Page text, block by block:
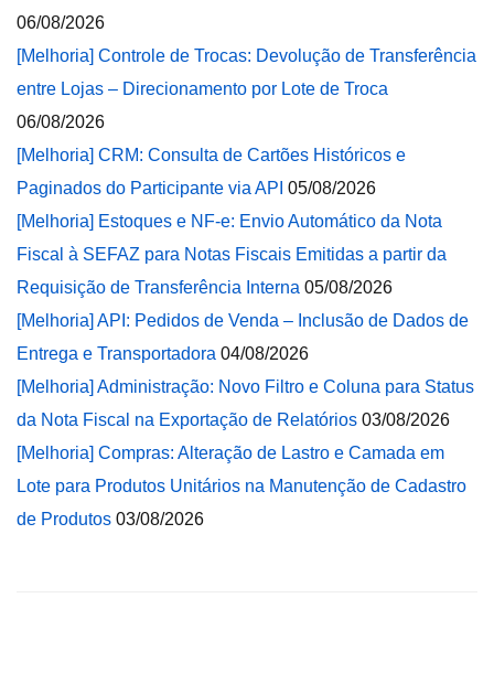
06/08/2026
[Melhoria] Controle de Trocas: Devolução de Transferência
entre Lojas – Direcionamento por Lote de Troca
06/08/2026
[Melhoria] CRM: Consulta de Cartões Históricos e
Paginados do Participante via API 05/08/2026
[Melhoria] Estoques e NF-e: Envio Automático da Nota
Fiscal à SEFAZ para Notas Fiscais Emitidas a partir da
Requisição de Transferência Interna 05/08/2026
[Melhoria] API: Pedidos de Venda – Inclusão de Dados de
Entrega e Transportadora 04/08/2026
[Melhoria] Administração: Novo Filtro e Coluna para Status
da Nota Fiscal na Exportação de Relatórios 03/08/2026
[Melhoria] Compras: Alteração de Lastro e Camada em
Lote para Produtos Unitários na Manutenção de Cadastro
de Produtos 03/08/2026